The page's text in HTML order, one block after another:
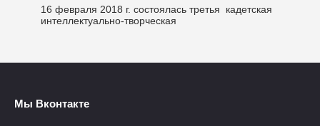
16 февраля 2018 г. состоялась третья кадетская
интеллектуально-творческая
Мы Вконтакте